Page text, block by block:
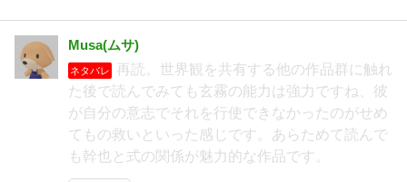
Musa(ムサ)
ネタバレ
再読。世界観を共有する他の作品群に触れ
た後で読んでみても玄霧の能力は強力ですね、彼
が自分の意志でそれを行使できなかったのがせめ
てもの救いといった感じです。あらためて読んで
も幹也と式の関係が魅力的な作品です。